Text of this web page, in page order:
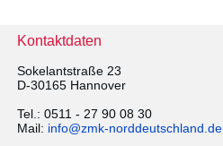
Kontaktdaten
Sokelantstraße 23
D-30165 Hannover
Tel.: 0511 - 27 90 08 30
Mail: info@zmk-norddeutschland.de